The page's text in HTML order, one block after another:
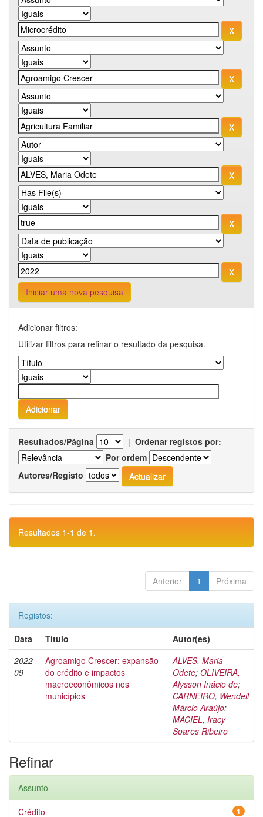
Iniciar uma nova pesquisa
Adicionar filtros:
Utilizar filtros para refinar o resultado da pesquisa.
Resultados/Página | Ordenar registos por:
Por ordem
Autores/Registo
Resultados 1-1 de 1.
Anterior 1 Próxima
Registos:
Data
Título
Autor(es)
2022-
09
Agroamigo Crescer: expansão
do crédito e impactos
macroeconômicos nos
municípios
ALVES, Maria
Odete; OLIVEIRA,
Alysson Inácio de;
CARNEIRO, Wendell
Márcio Araújo;
MACIEL, Iracy
Soares Ribeiro
Refinar
Assunto
1
Crédito